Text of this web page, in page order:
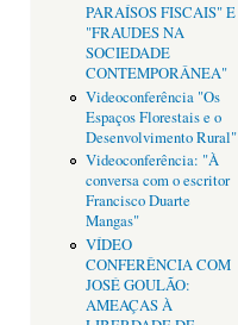
PARAÍSOS FISCAIS" E
"FRAUDES NA
SOCIEDADE
CONTEMPORÂNEA"
Videoconferência "Os
Espaços Florestais e o
Desenvolvimento Rural"
Videoconferência: "À
conversa com o escritor
Francisco Duarte
Mangas"
VÍDEO
CONFERÊNCIA COM
JOSÉ GOULÃO:
AMEAÇAS À